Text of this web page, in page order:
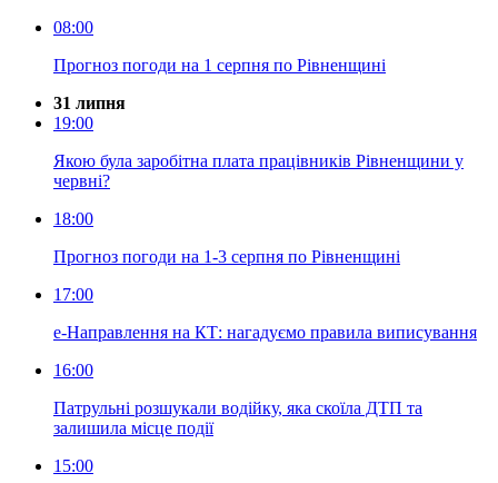
08:00
Прогноз погоди на 1 серпня по Рівненщині
31 липня
19:00
Якою була заробітна плата працівників Рівненщини у
червні?
18:00
Прогноз погоди на 1-3 серпня по Рівненщині
17:00
е-Направлення на КТ: нагадуємо правила виписування
16:00
Патрульні розшукали водійку, яка скоїла ДТП та
залишила місце події
15:00